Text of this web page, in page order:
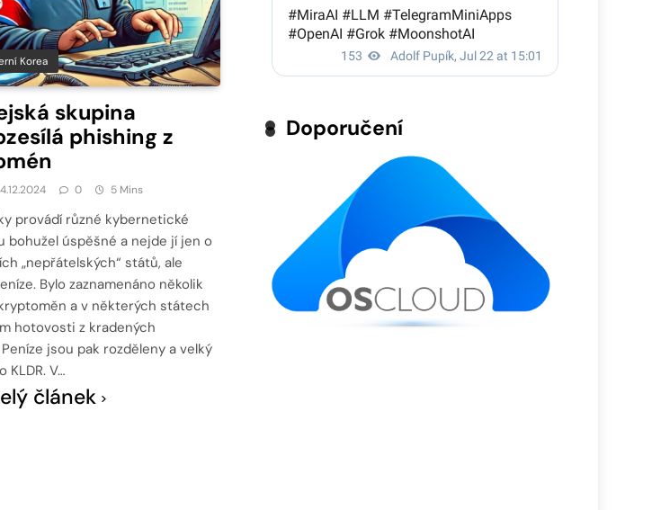
Korea
skupina
phishing z
0 5 Mins
provádí různé kybernetické
bohužel úspěšné a nejde jí jen o
„nepřátelských“ států, ale
Bylo zaznamenáno několik
a v některých státech
hotovosti z kradených
jsou pak rozděleny a velký
KLDR. V…
článek
Doporučení